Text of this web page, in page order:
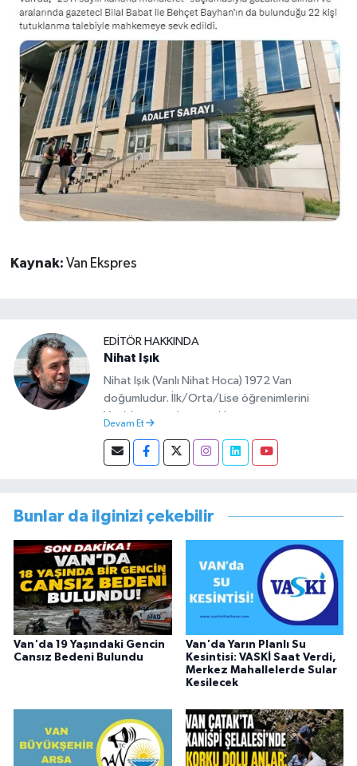
Kaynak: Van Ekspres
EDITÖR HAKKINDA
Nihat Işık
Nihat Işık (Vanlı Nihat Hoca) 1972 Van
doğumludur. İlk/Orta/Lise öğrenimlerini
Van’da tamamlamıştır. Hacettepe mezunu
başlamıştır. Asteğmen olarak yaptığı vatani
görevi dönüşü Van Sosyal Hizmetler İl
görevini yürütürken istifa edip sosyal medyayı
tercih etmiştir.
Devam Et
Bunlar da ilginizi çekebilir
Van'da 19 Yaşındaki Gencin
Cansız Bedeni Bulundu
Van'da Yarın Planlı Su
Kesintisi: VASKİ Saat Verdi,
Merkez Mahallelerde Sular
Kesilecek